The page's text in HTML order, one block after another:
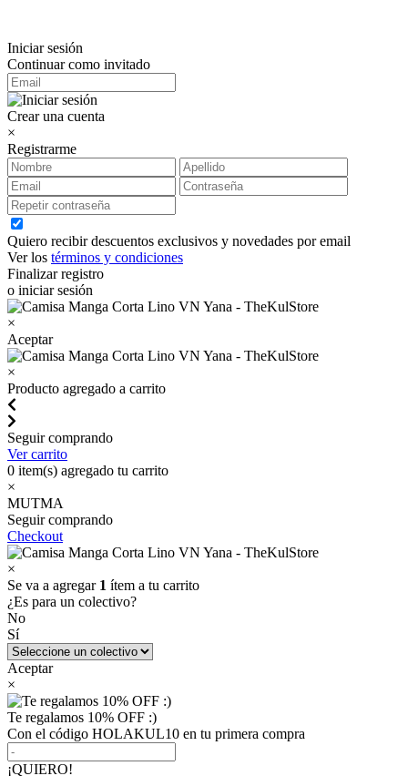
Iniciar sesión
Continuar como invitado
Crear una cuenta
×
Registrarme
Quiero recibir descuentos exclusivos y novedades por email
Ver los términos y condiciones
Finalizar registro
o iniciar sesión
×
Aceptar
×
Producto agregado a carrito
Seguir comprando
Ver carrito
0 item(s) agregado tu carrito
×
MUTMA
Seguir comprando
Checkout
×
Se va a agregar 1 ítem a tu carrito
¿Es para un colectivo?
No
Sí
Aceptar
×
Te regalamos 10% OFF :)
Con el código HOLAKUL10 en tu primera compra
¡QUIERO!